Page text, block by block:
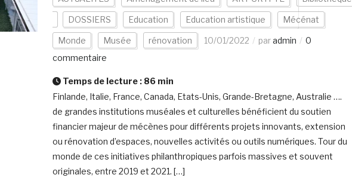
DOSSIERS Education Education artistique Mécénat
Monde Musée rénovation 10/01/2022 paradmin
0
commentaire
Temps de lecture : 86 min
Finlande, Italie, France, Canada, Etats-Unis, Grande-Bretagne, Australie ….
de grandes institutions muséales et culturelles bénéficient du soutien
financier majeur de mécènes pour différents projets innovants, extension
ou rénovation d’espaces, nouvelles activités ou outils numériques. Tour du
monde de ces initiatives philanthropiques parfois massives et souvent
originales, entre 2019 et 2021. […]